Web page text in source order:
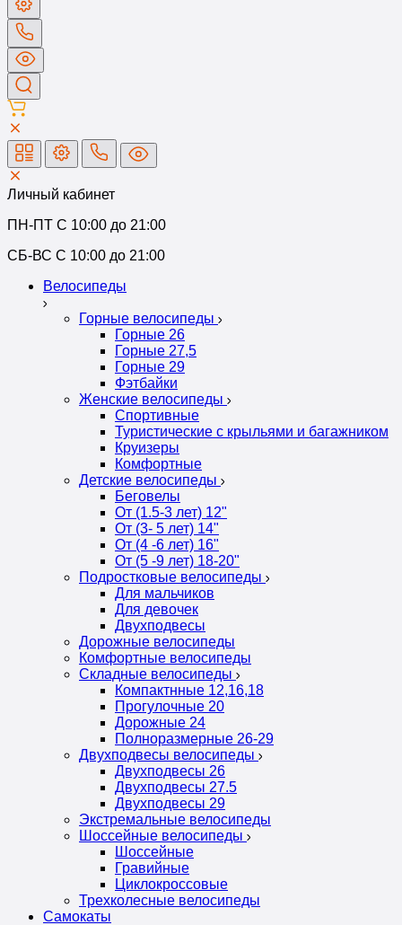
Личный кабинет
ПН-ПТ C 10:00 до 21:00
СБ-ВС С 10:00 до 21:00
Велосипеды
Горные велосипеды
Горные 26
Горные 27,5
Горные 29
Фэтбайки
Женские велосипеды
Спортивные
Туристические с крыльями и багажником
Круизеры
Комфортные
Детские велосипеды
Беговелы
От (1.5-3 лет) 12"
От (3- 5 лет) 14"
От (4 -6 лет) 16"
От (5 -9 лет) 18-20"
Подростковые велосипеды
Для мальчиков
Для девочек
Двухподвесы
Дорожные велосипеды
Комфортные велосипеды
Складные велосипеды
Компактнные 12,16,18
Прогулочные 20
Дорожные 24
Полноразмерные 26-29
Двухподвесы велосипеды
Двухподвесы 26
Двухподвесы 27.5
Двухподвесы 29
Экстремальные велосипеды
Шоссейные велосипеды
Шоссейные
Гравийные
Циклокроссовые
Трехколесные велосипеды
Самокаты